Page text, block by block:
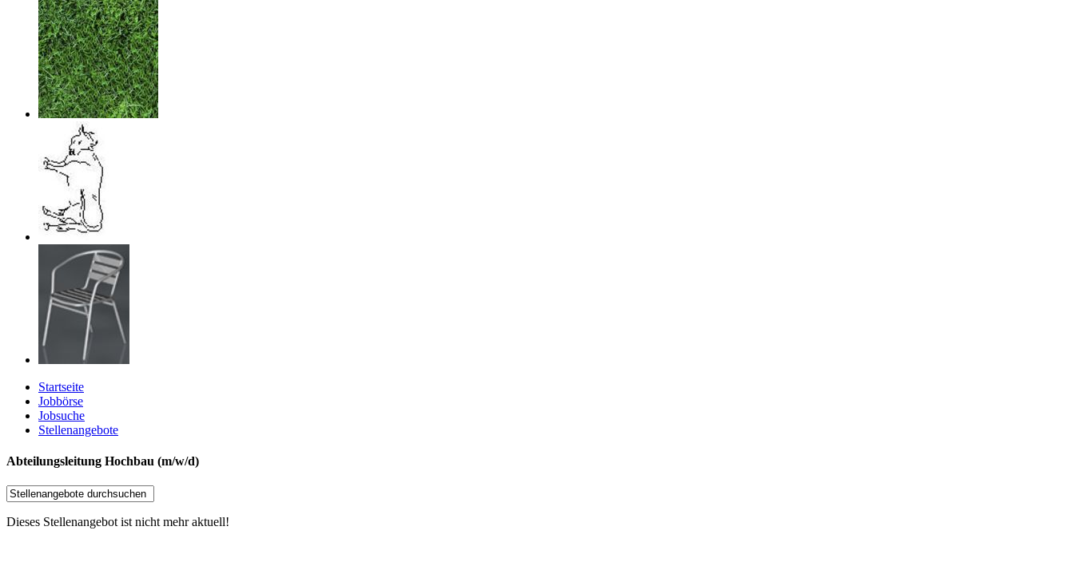
Startseite
Jobbörse
Jobsuche
Stellenangebote
Abteilungsleitung Hochbau (m/w/d)
Dieses Stellenangebot ist nicht mehr aktuell!